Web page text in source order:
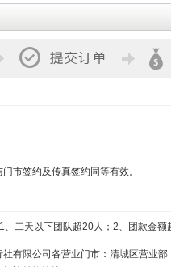
市签约及传真签约同等有效。
二天以下团队超20人；2、团款金
有限公司各营业门市：清城区营业